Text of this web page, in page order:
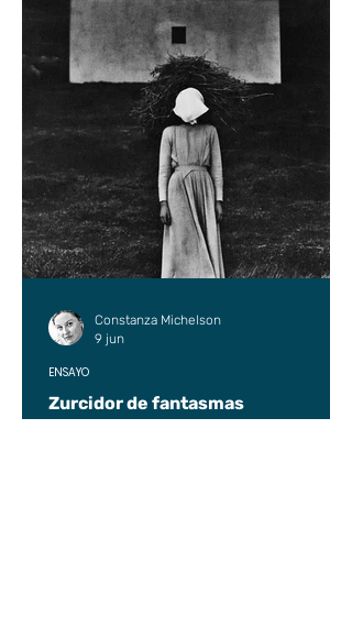
Zurcidor de fantasmas
ENSAYO
Constanza Michelson
9 jun